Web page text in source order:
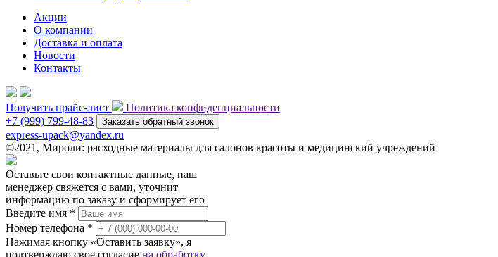
Акции
О компании
Доставка и оплата
Новости
Контакты
Получить прайс-лист
Политика конфиденциальности
+7 (999) 799-48-83
Заказать обратный звонок
express-upack@yandex.ru
©2021, Мироли: расходные материалы для салонов красоты и медицинский учреждений
Оставьте свои контактные данные, наш
менеджер свяжется с вами, уточнит
информацию по заказу и сформирует его
Введите имя *
Номер телефона *
Нажимая кнопку «Оставить заявку», я
подтверждаю свое согласие на обработку